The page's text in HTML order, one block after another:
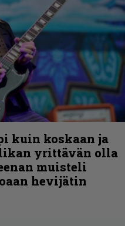
kuin koskaan ja
yrittävän olla
muisteli
hevijätin